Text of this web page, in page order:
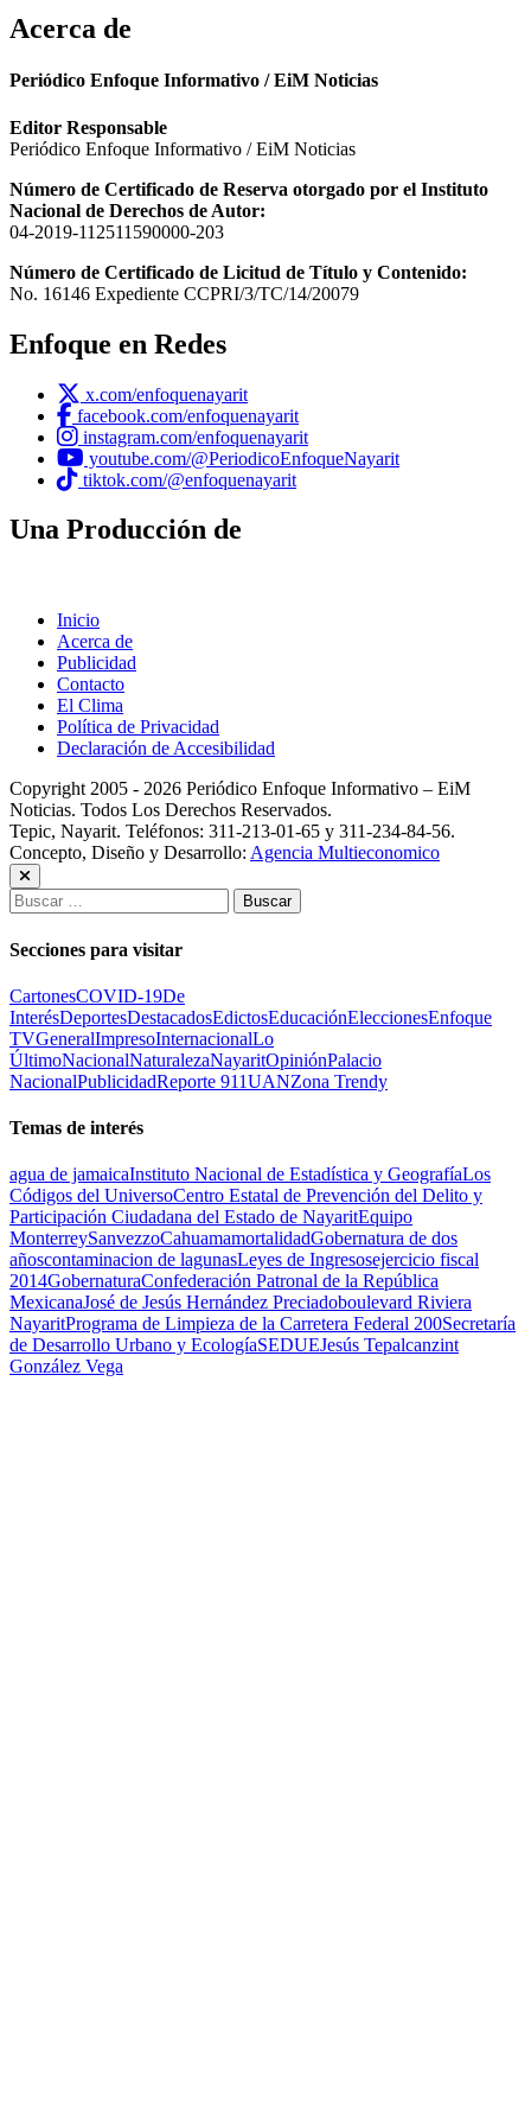
Acerca de
Periódico Enfoque Informativo / EiM Noticias
Editor Responsable
Periódico Enfoque Informativo / EiM Noticias
Número de Certificado de Reserva otorgado por el Instituto
Nacional de Derechos de Autor:
04-2019-112511590000-203
Número de Certificado de Licitud de Título y Contenido:
No. 16146 Expediente CCPRI/3/TC/14/20079
Enfoque en Redes
x.com/enfoquenayarit
facebook.com/enfoquenayarit
instagram.com/enfoquenayarit
youtube.com/@PeriodicoEnfoqueNayarit
tiktok.com/@enfoquenayarit
Una Producción de
Inicio
Acerca de
Publicidad
Contacto
El Clima
Política de Privacidad
Declaración de Accesibilidad
Copyright 2005 - 2026 Periódico Enfoque Informativo – EiM
Noticias. Todos Los Derechos Reservados.
Tepic, Nayarit. Teléfonos: 311-213-01-65 y 311-234-84-56.
Concepto, Diseño y Desarrollo: Agencia Multieconomico
Buscar:
Secciones para visitar
CartonesCOVID-19De
InterésDeportesDestacadosEdictosEducaciónEleccionesEnfoque
TVGeneralImpresoInternacionalLo
ÚltimoNacionalNaturalezaNayaritOpiniónPalacio
NacionalPublicidadReporte 911UANZona Trendy
Temas de interés
agua de jamaicaInstituto Nacional de Estadística y GeografíaLos
Códigos del UniversoCentro Estatal de Prevención del Delito y
Participación Ciudadana del Estado de NayaritEquipo
MonterreySanvezzoCahuamamortalidadGobernatura de dos
añoscontaminacion de lagunasLeyes de Ingresosejercicio fiscal
2014GobernaturaConfederación Patronal de la República
MexicanaJosé de Jesús Hernández Preciadoboulevard Riviera
NayaritPrograma de Limpieza de la Carretera Federal 200Secretaría
de Desarrollo Urbano y EcologíaSEDUEJesús Tepalcanzint
González Vega